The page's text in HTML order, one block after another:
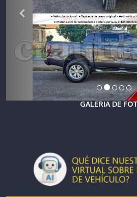
GALERIA DE